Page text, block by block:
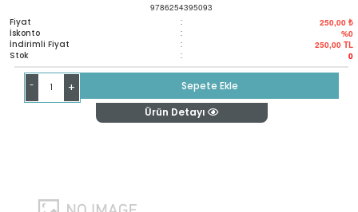
9786254395093
Fiyat : 250,00 ₺
İskonto : %0
İndirimli Fiyat : 250,00 TL
Stok : 0
- +
Sepete Ekle
Ürün Detayı